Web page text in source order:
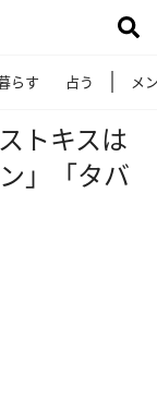
らす 占う メ
トキスは
」「タバ